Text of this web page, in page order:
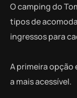
O camping do
tipos de
ingressos para
A primeira opção
a mais acessível.